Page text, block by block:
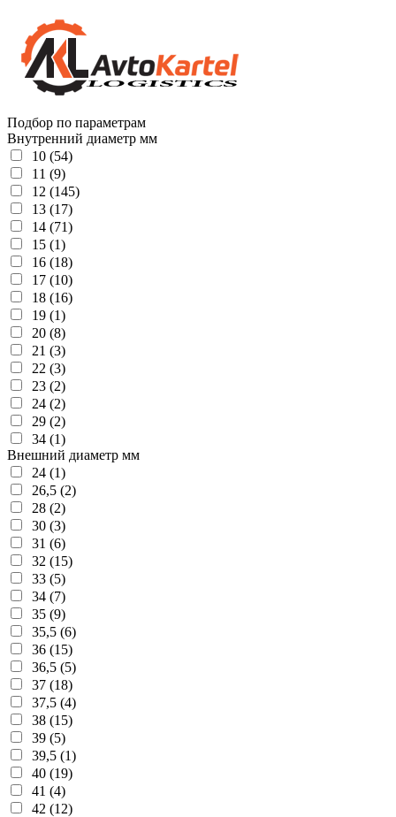
Подбор по параметрам
Внутренний диаметр мм
10 (54)
11 (9)
12 (145)
13 (17)
14 (71)
15 (1)
16 (18)
17 (10)
18 (16)
19 (1)
20 (8)
21 (3)
22 (3)
23 (2)
24 (2)
29 (2)
34 (1)
Внешний диаметр мм
24 (1)
26,5 (2)
28 (2)
30 (3)
31 (6)
32 (15)
33 (5)
34 (7)
35 (9)
35,5 (6)
36 (15)
36,5 (5)
37 (18)
37,5 (4)
38 (15)
39 (5)
39,5 (1)
40 (19)
41 (4)
42 (12)